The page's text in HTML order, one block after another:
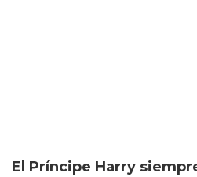
El Príncipe Harry